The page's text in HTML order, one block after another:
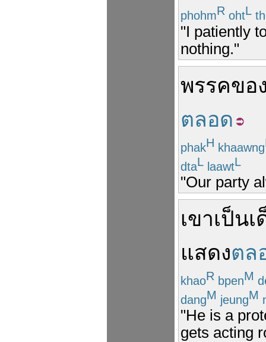
phohmR ohtL
"I patiently
nothing."
พรรคขอ
ตลอด
phakH khaawng
dtaL laawtL
"Our party
เขาเป็นเ
แสดงตล
khaoR bpenM
dangM jeungM
"He is a
gets acting